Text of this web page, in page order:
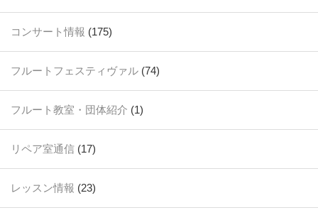
コンサート情報 (175)
フルートフェスティヴァル (74)
フルート教室・団体紹介 (1)
リペア室通信 (17)
レッスン情報 (23)